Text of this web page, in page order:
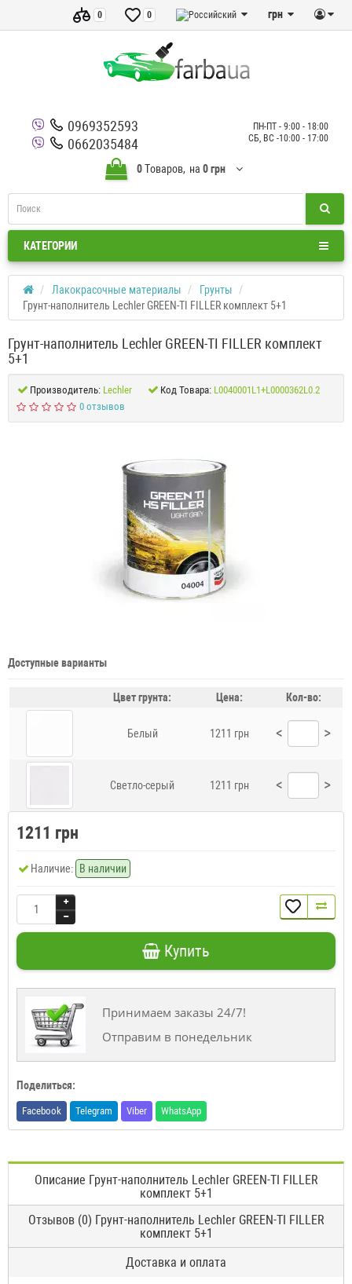
грн
0
0
0969352593
0662035484
ПН-ПТ - 9:00 - 18:00
СБ, ВС -10:00 - 17:00
0Tоваров, на 0 грн
КАТЕГОРИИ
Лакокрасочные материалы
Грунты
Грунт-наполнитель Lechler GREEN-TI FILLER комплект 5+1
Грунт-наполнитель Lechler GREEN-TI FILLER комплект
5+1
Производитель: Lechler Код Товара: L0040001L1+L0000362L0.2
0 отзывов
Доступные варианты
Цвет грунта: Цена: Кол-во:
Белый 1211 грн < >
Светло-серый 1211 грн < >
1211 грн
Наличие: В наличии
Купить
Принимаем заказы 24/7!
Отправим в понедельник
Поделиться:
Facebook Telegram Viber WhatsApp
Описание Грунт-наполнитель Lechler GREEN-TI FILLER
комплект 5+1
Отзывов (0) Грунт-наполнитель Lechler GREEN-TI FILLER
комплект 5+1
Доставка и оплата